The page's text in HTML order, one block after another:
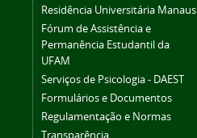
Residência Universitária Manaus
Fórum de Assistência e
Permanência Estudantil da
UFAM
Serviços de Psicologia - DAEST
Formulários e Documentos
Regulamentação e Normas